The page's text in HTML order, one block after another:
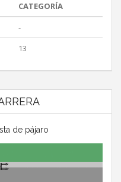
CATEGORÍA
-
13
de pájaro